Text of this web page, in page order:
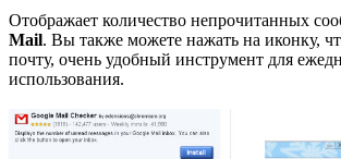
Отображает количество непрочитанных
Mail. Вы также можете нажать на иконку,
почту, очень удобный инструмент для
использования.